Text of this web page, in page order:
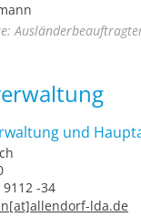
und
9112 -34
lda.de